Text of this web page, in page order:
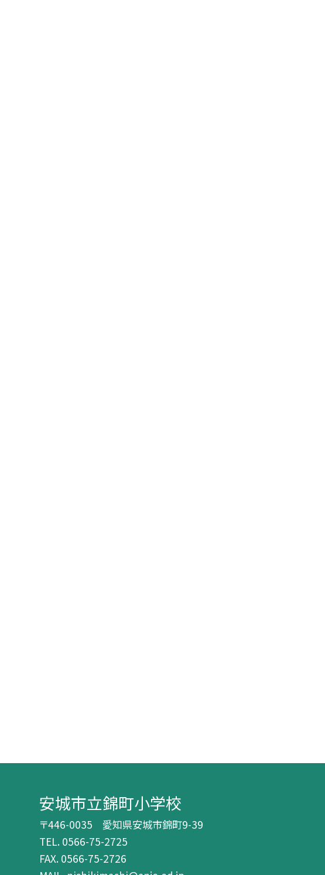
安城市立錦町小学校
〒446-0035 愛知県安城市錦町9-39
TEL. 0566-75-2725
FAX. 0566-75-2726